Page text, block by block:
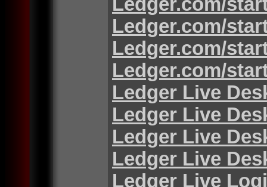
Ledger.com/
Ledger.com/
Ledger.com/
Ledger Live
Ledger Live
Ledger Live
Ledger Live
Ledger Live